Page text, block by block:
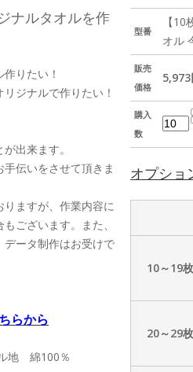
型番
【
オル
販売
価格
購入
数
オプショ
10～19枚
20～29枚
ナルタオルを作
りたい！
ジナルで作りたい！
出来ます。
伝いをさせて頂きま
ますが、作業内容に
ございます。また、
ータ制作はお受けで
らから
地 綿100％